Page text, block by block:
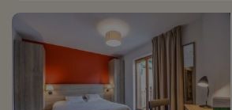
Para más información
- No se admiten animales